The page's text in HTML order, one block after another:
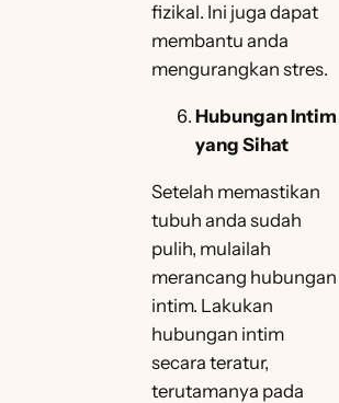
fizikal. Ini juga dapat
membantu anda
mengurangkan stres.
Hubungan Intim
yang Sihat
Setelah memastikan
tubuh anda sudah
pulih, mulailah
merancang hubungan
intim. Lakukan
hubungan intim
secara teratur,
terutamanya pada